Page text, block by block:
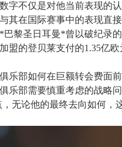
字不仅是对他当前表现的
在国际赛事中的表现直
黎圣日耳曼*曾以破纪录
的登贝莱支付的1.35亿
乐部如何在巨额转会费
乐部需要慎重考虑的战略问
无论他的最终去向如何